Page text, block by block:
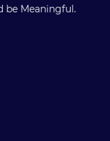
be Meaningful.